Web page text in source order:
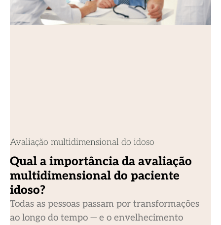
Avaliação multidimensional do idoso
Qual a importância da avaliação
multidimensional do paciente
idoso?
Todas as pessoas passam por transformações
ao longo do tempo — e o envelhecimento